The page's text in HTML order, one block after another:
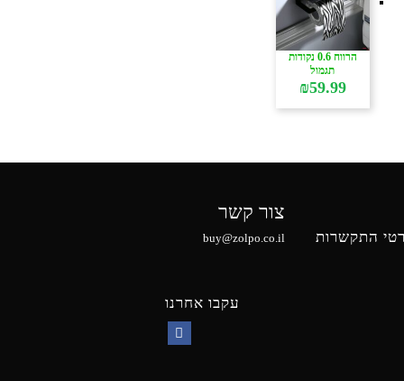
הרווח 0.6 נקודות
תגמול
₪59.99
התקשרות
צור קשר
buy@zolpo.co.il
עקבו אחרנו